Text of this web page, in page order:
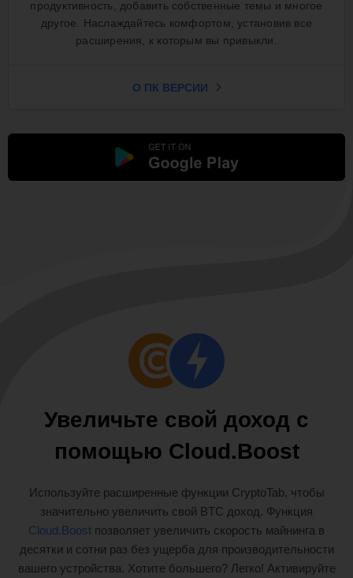
продуктивность, добавить собственные темы и многое
другое. Наслаждайтесь комфортом, установив все
расширения, к которым вы привыкли.
О ПК ВЕРСИИ
Увеличьте свой доход с
помощью Cloud.Boost
Используйте расширенные функции CryptoTab, чтобы
значительно увеличить свой BTC доход. Функция
Cloud.Boost позволяет увеличить скорость майнинга в
десятки и сотни раз без ущерба для производительности
вашего устройства. Хотите большего? Легко! Активируйте